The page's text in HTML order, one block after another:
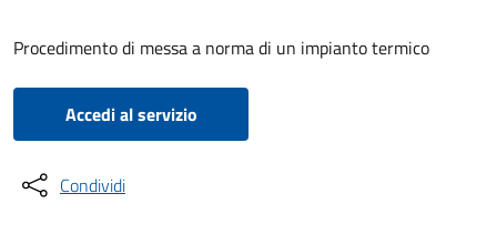
Procedimento di messa a norma di un impianto termico
Accedi al servizio
Condividi